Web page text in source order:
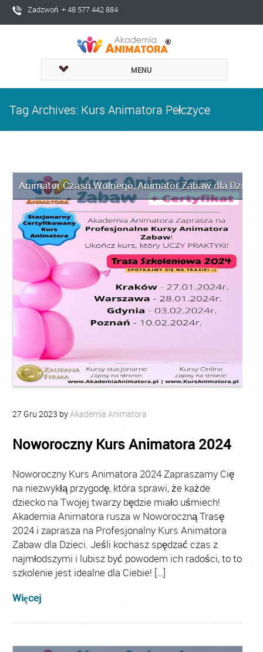
Zadzwoń + 48 577 442 884
MENU
Tag Archives: Kurs Animatora Pełczyce
Animator Czasu Wolnego,Animator Zabaw dla Dzieci
27 Gru 2023 byAkademia Animatora
Noworoczny Kurs Animatora 2024
Noworoczny Kurs Animatora 2024 Zapraszamy Cię
na niezwykłą przygodę, która sprawi, że każde
dziecko na Twojej twarzy będzie miało uśmiech!
Akademia Animatora rusza w Noworoczną Trasę
2024 i zaprasza na Profesjonalny Kurs Animatora
Zabaw dla Dzieci. Jeśli kochasz spędzać czas z
najmłodszymi i lubisz być powodem ich radości, to to
szkolenie jest idealne dla Ciebie! […]
Więcej